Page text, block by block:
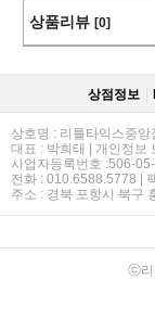
상품리뷰 [0]
상점정보
상호명 : 리틀타익스중앙
대표 : 박희태 | 개인정보
사업자등록번호 :506-
전화 : 010.6588.5778 |
주소 : 경북 포항시 북구
ⓒ리